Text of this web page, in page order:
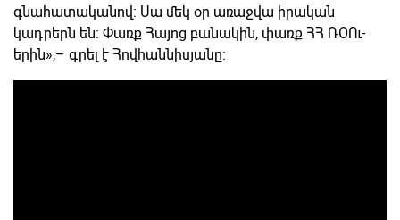
գնահատականով։ Սա մեկ օր առաջվա իրական
կադրերն են։ Փառք Հայոց բանակին, փառք ՀՀ ՌՕՈւ-
երին»,– գրել է Հովհաննիսյանը։